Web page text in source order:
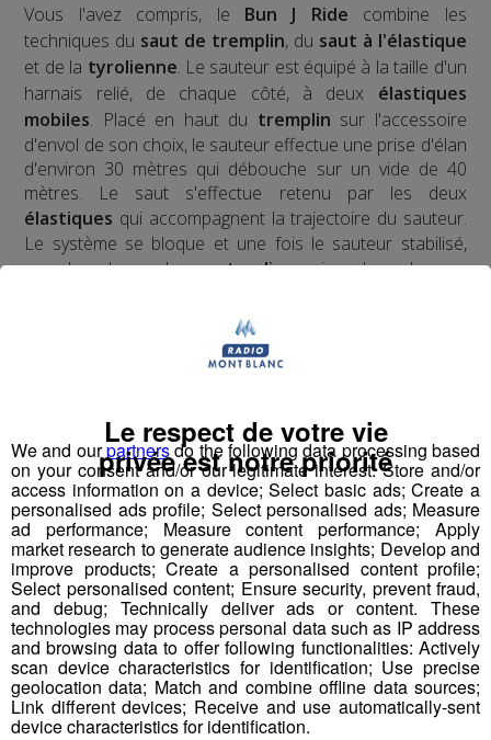
Vous l'avez compris, le Bun J Ride combine les
techniques du saut de tremplin, du saut à l'élastique
et de la tyrolienne. Le sauteur est équipé à la taille d'un
harnais relié, de chaque côté, à deux élastiques
mobiles. Placé en haut du tremplin sur l'accessoire
d'envol de son choix, le sauteur effectue une prise d'élan
d'environ 30 mètres qui débouche sur un vide de 40
mètres. Le saut s'effectue retenu par les deux
élastiques qui accompagnent la trajectoire du sauteur.
Le système se bloque et une fois le sauteur stabilisé,
nous le redescendons entyroliennejusqu'au sol.
​Deux ans d'études, de tests, d'homologations,
d'agréments, de vérifications ont été nécessaires pour
obtenir l'autorisation d'ouverture au public du premier
Pour la version hivernale, c'est unsaut à l'élastique
en ski!
Partager sur Facebook
We and ourpartnersdo the following data processing based
on your consent and/or our legitimate interest: Store and/or
access information on a device; Select basic ads; Create a
personalised ads profile; Select personalised ads; Measure
ad performance; Measure content performance; Apply
market research to generate audience insights; Develop and
improve products; Create a personalised content profile;
Select personalised content; Ensure security, prevent fraud,
and debug; Technically deliver ads or content. These
technologies may process personal data such as IP address
and browsing data to offer following functionalities: Actively
scan device characteristics for identification; Use precise
geolocation data; Match and combine offline data sources;
Link different devices; Receive and use automatically-sent
device characteristics for identification.
Le respect de votre vie
privée est notre priorité